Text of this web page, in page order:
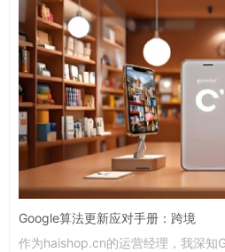
Google算法更新应对手册：跨境
作为haishop.cn的运营经理，我深知